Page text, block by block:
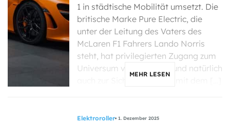
1 in städtische Mobilität umsetzt. Die
britische Marke Pure Electric, die
unter der Leitung des Vaters des
McLaren F1 Fahrers Lando Norris
steht, hat privilegierten Zugang zum
Universum von McLaren und natürlich
MEHR LESEN
Elektroroller 1. Dezember 2025